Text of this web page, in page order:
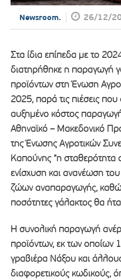
Newsroom. 26/12/
Στα ίδια επίπεδα με το
διατηρήθηκε η παραγωγή
προϊόντων στη Ένωση
2025, παρά τις πιέσεις που
αυξημένο κόστος
Αθηναϊκό – Μακεδονικό
της Ένωσης Αγροτικών
Καπούνης “η σταθερότητα
ενίσχυση και ανανέωση
ζώων αναπαραγωγής,
ποσότητες γάλακτος θα
Η συνολική παραγωγή
προϊόντων, εκ των
γραβιέρα Νάξου και
διαφορετικούς κωδικούς,